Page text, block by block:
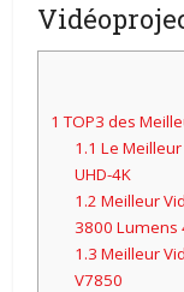
1 TOP3 des
1.1 Le Meilleur
UHD-4K
1.2 Meilleur
3800 Lumens
1.3 Meilleur
V7850